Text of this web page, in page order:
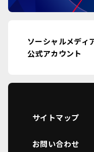
ソーシャルメディ
公式アカウント
サイトマップ
お問い合わせ